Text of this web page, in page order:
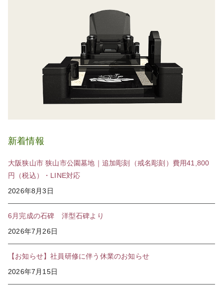
新着情報
大阪狭山市 狭山市公園墓地｜追加彫刻（戒名彫刻）費用41,800
円（税込）・LINE対応
2026年8月3日
6月完成の石碑 洋型石碑より
2026年7月26日
【お知らせ】社員研修に伴う休業のお知らせ
2026年7月15日